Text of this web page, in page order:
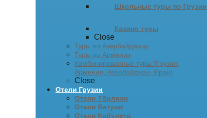
Школьные туры по Грузии
Казино туры
Close
Туры по Азербайджану
Туры по Армении
Комбинированные туры (Грузия,
Армения, Азербайджан, Иран)
Close
Отели Грузии
Отели Тбилиси
Отели Батуми
Отели Кобулети